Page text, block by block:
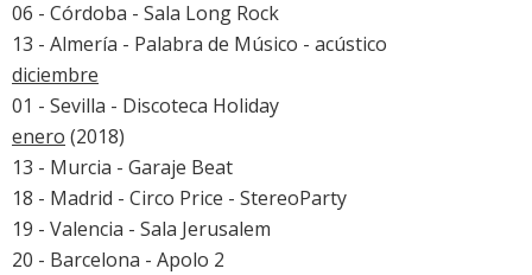
06 - Córdoba - Sala Long Rock
13 - Almería - Palabra de Músico - acústico
diciembre
01 - Sevilla - Discoteca Holiday
enero (2018)
13 - Murcia - Garaje Beat
18 - Madrid - Circo Price - StereoParty
19 - Valencia - Sala Jerusalem
20 - Barcelona - Apolo 2